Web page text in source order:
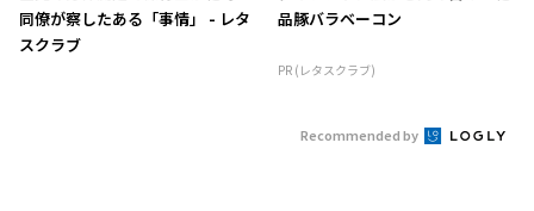
同僚が察したある「事情」 - レタ
スクラブ
品豚バラベーコン
PR (レタスクラブ)
Recommended by